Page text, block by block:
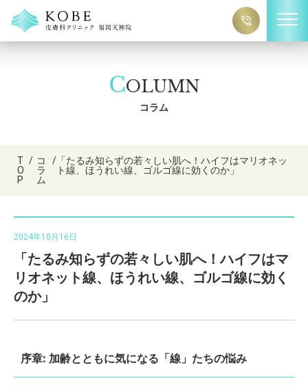
COLUMN
コラム
T
O
P
/ コ
ラ
ム
/「たるみ知らずの若々しい肌へ！ハイフはマリオネッ
ト線、ほうれい線、ゴルゴ線に効くのか」
2024年10月16日
「たるみ知らずの若々しい肌へ！ハイフはマ
リオネット線、ほうれい線、ゴルゴ線に効く
のか」
序章: 加齢とともに気になる「線」たちの悩み